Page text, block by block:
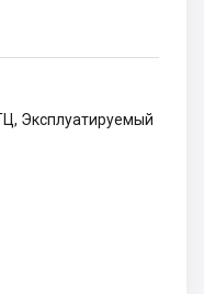
Эксплуатируемый